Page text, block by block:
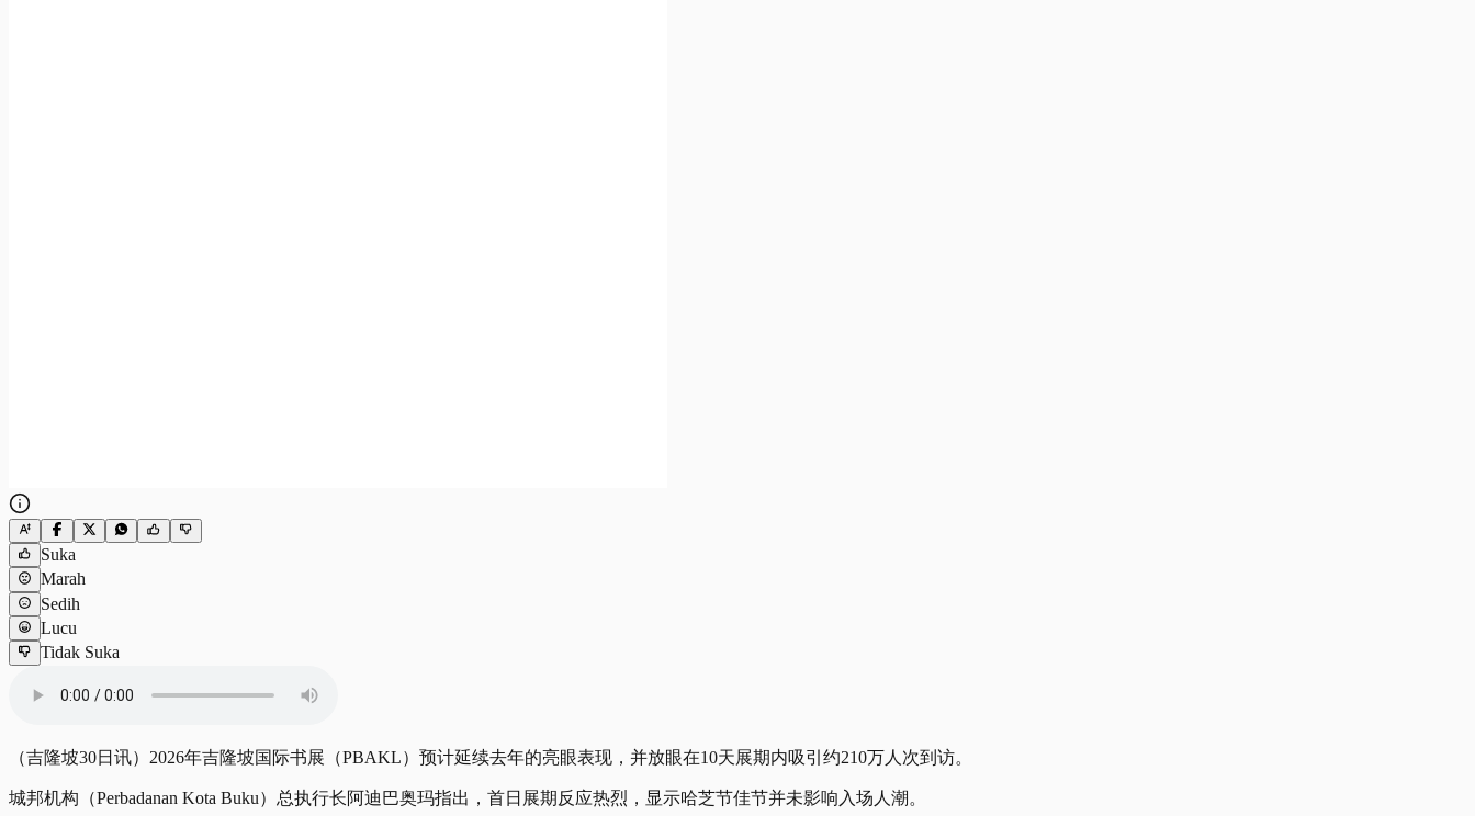
Suka
Marah
Sedih
Lucu
Tidak Suka
（吉隆坡30日讯）2026年吉隆坡国际书展（PBAKL）预计延续去年的亮眼表现，并放眼在10天展期内吸引约210万人次到访。
城邦机构（Perbadanan Kota Buku）总执行长阿迪巴奥玛指出，首日展期反应热烈，显示哈芝节佳节并未影响入场人潮。